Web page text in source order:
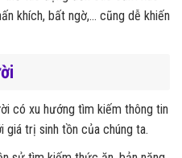
khích, bất ngờ,… cũng dễ khiến
có xu hướng tìm kiếm thông tin
giá trị sinh tồn của chúng ta.